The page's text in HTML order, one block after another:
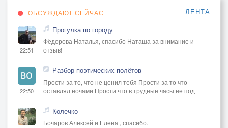
В свои ты силы должен верить,
За каждой ночью ждёт рассвет.
В себя лишь должен ты поверить.
На все вопросы есть ответ,
В свои ты силы должен верить,
За каждой ночью ждёт рассвет.
В себя лишь должен ты поверить.
ОБСУЖДАЮТ СЕЙЧАС ЛЕНТА
22:51
Прогулка по городу
Фёдорова Наталья, спасибо Наташа за внимание и
отзыв!
22:50
Разбор поэтических полётов
Прости за то, что не ценил тебя Прости за то что
оставлял ночами Прости что в трудные часы не под
Колечко
Бочаров Алексей и Елена , спасибо.